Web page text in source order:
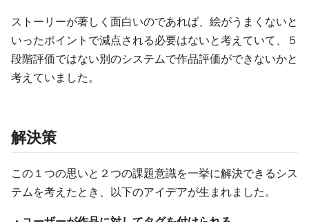
ストーリーが著しく面白いのであれば、絵がうまくないと
いったポイントで減点される必要はないと考えていて、５
段階評価ではない別のシステムで作品評価ができないかと
考えていました。
解決策
この１つの思いと２つの課題意識を一挙に解決できるシス
テムを考えたとき、以下のアイデアが生まれました。